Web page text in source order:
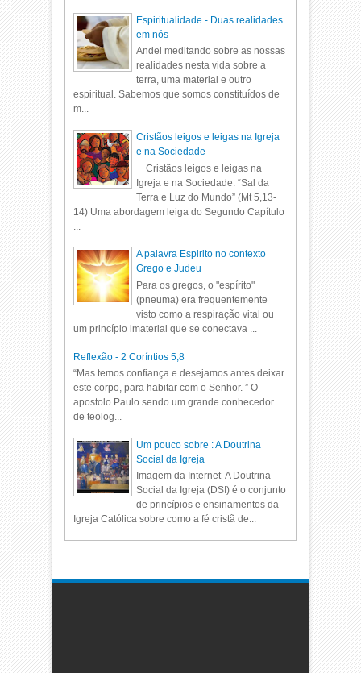
Espiritualidade - Duas realidades
em nós
Andei meditando sobre as nossas
realidades nesta vida sobre a
terra, uma material e outro
espiritual. Sabemos que somos constituídos de
m...
Cristãos leigos e leigas na Igreja
e na Sociedade
Cristãos leigos e leigas na
Igreja e na Sociedade: “Sal da
Terra e Luz do Mundo” (Mt 5,13-
14) Uma abordagem leiga do Segundo Capítulo
A palavra Espirito no contexto
Grego e Judeu
Para os gregos, o "espírito"
(pneuma) era frequentemente
visto como a respiração vital ou
um princípio imaterial que se conectava ...
Reflexão - 2 Coríntios 5,8
“Mas temos confiança e desejamos antes deixar
este corpo, para habitar com o Senhor. ” O
apostolo Paulo sendo um grande conhecedor
de teolog...
Um pouco sobre : A Doutrina
Social da Igreja
Imagem da Internet A Doutrina
Social da Igreja (DSI) é o conjunto
de princípios e ensinamentos da
Igreja Católica sobre como a fé cristã de...